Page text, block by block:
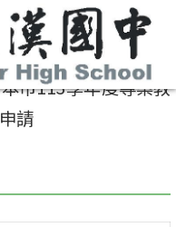
本市113學年度專案教
請